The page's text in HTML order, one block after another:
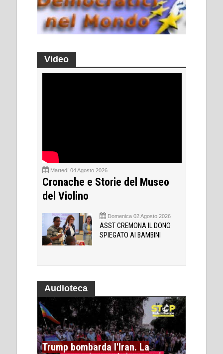
Video
Martedì 04 Agosto 2026
Cronache e Storie del Museo
del Violino
Domenica 02 Agosto 2026
ASST CREMONA IL DONO
SPIEGATO AI BAMBINI
Audioteca
Trump bombarda l'Iran. La